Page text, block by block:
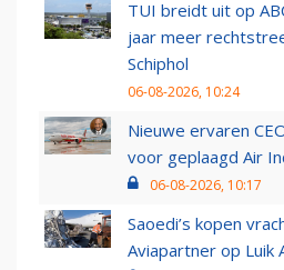
TUI breidt uit op
jaar meer
Schiphol
06-08-2026, 10:24
Nieuwe ervaren
voor geplaagd Air
06-08-2026, 10:17
Saoedi’s kopen
Aviapartner op Luik